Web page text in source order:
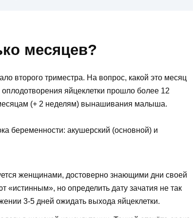
месяцев?
второго триместра. На вопрос, какой это месяц
яйцеклетки прошло более 12
(+ 2 неделям) вынашивания малыша.
беременности: акушерский (основной) и
женщинами, достоверно знающими дни своей
«истинным», но определить дату зачатия не так
3-5 дней ожидать выхода яйцеклетки.